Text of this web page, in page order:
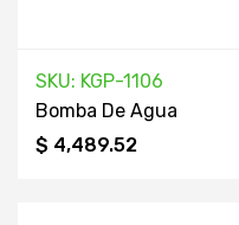
SKU: KGP-1106
Bomba De Agua
$ 4,489.52